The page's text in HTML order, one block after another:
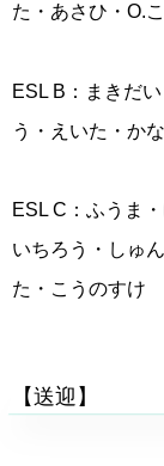
た・あさひ・O.
ESL B：まきだ
う・えいた・か
ESL C：ふうま
いちろう・しゅ
た・こうのすけ
【送迎】